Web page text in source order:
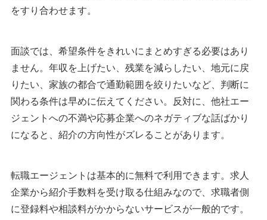
をすり合わせます。
面談では、希望条件をきれいにまとめすぎる必要はあり
ません。年収を上げたい、残業を減らしたい、地元に戻
りたい、家族の都合で通勤範囲を絞りたいなど、判断に
関わる条件は早めに伝えてください。反対に、他社エー
ジェントへの不満や応募企業へのネガティブな話ばかり
になると、紹介の方向性がズレることがあります。
転職エージェントは基本的に無料で利用できます。求人
企業から紹介手数料を受け取る仕組みなので、求職者側
に登録料や相談料がかからないサービスが一般的です。